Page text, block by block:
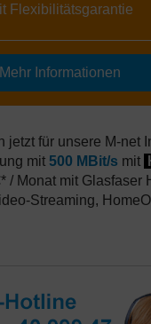
Flexibilitätsgarantie
Mehr Informationen
jetzt für unsere M-net
mit 500 MBit/s mit
/ Monat mit Glasfaser
Streaming,